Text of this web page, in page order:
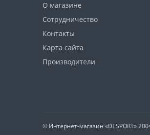
О магазине
Сотрудничество
Контакты
Карта сайта
Производители
© Интернет-магазин «DESPORT»